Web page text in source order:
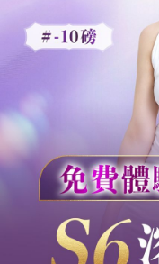
煮熟，其實高
和部分 酵素 。
材料：
新鮮秋葵 10條
綠茶茶包 2個